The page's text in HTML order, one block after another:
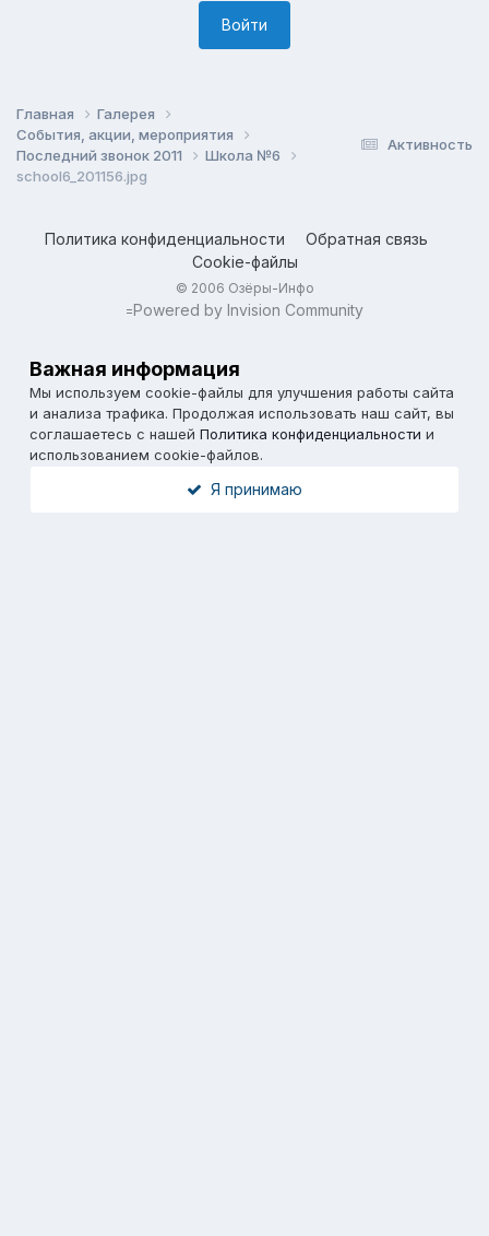
Войти
Активность
Главная
Галерея
События, акции, мероприятия
Последний звонок 2011
Школа №6
school6_201156.jpg
Политика конфиденциальности
Обратная связь
Cookie-файлы
© 2006 Озёры-Инфо
=Powered by Invision Community
Важная информация
Мы используем cookie-файлы для улучшения работы сайта
и анализа трафика. Продолжая использовать наш сайт, вы
соглашаетесь с нашей Политика конфиденциальности и
использованием cookie-файлов.
Я принимаю